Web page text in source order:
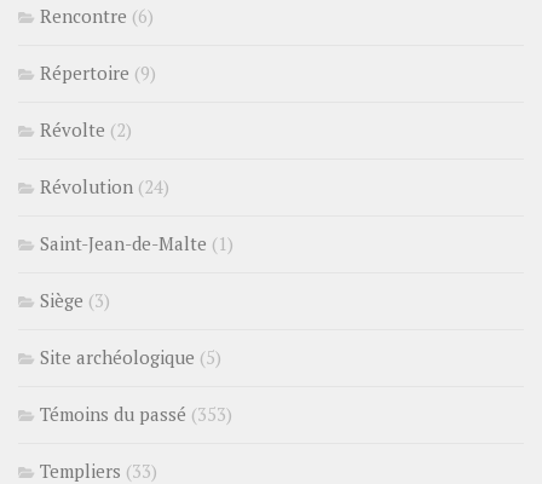
Rencontre (6)
Répertoire (9)
Révolte (2)
Révolution (24)
Saint-Jean-de-Malte (1)
Siège (3)
Site archéologique (5)
Témoins du passé (353)
Templiers (33)